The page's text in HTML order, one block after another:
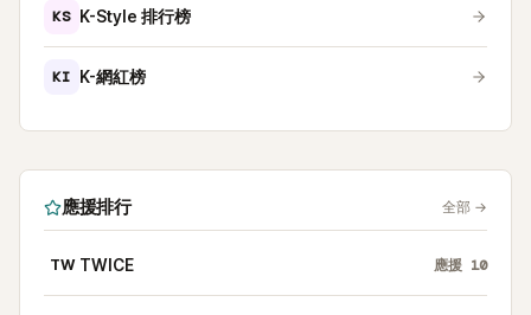
KS K-Style 排行榜
KI K-網紅榜
應援排行 全部 →
TW TWICE 應援 10